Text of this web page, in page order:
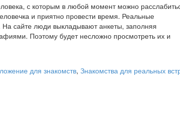
с которым в любой момент можно
и приятно провести время. Реальные
сайте люди выкладывают анкеты, заполняя
Поэтому будет несложно просмотреть их и
для знакомств, Знакомства для реальных